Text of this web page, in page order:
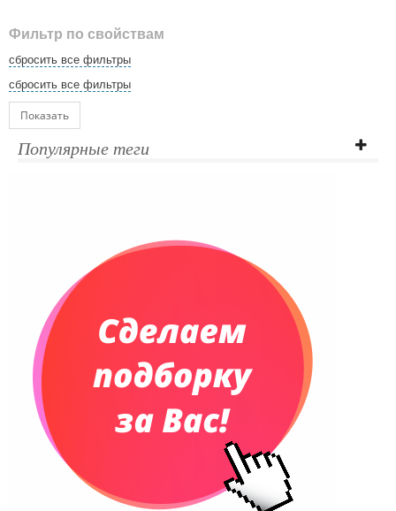
Фильтр по свойствам
сбросить все фильтры
сбросить все фильтры
Показать
Популярные теги